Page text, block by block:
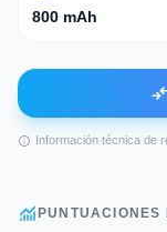
800 mAh
info Información técnica de
monitoring PUNTUACIONES